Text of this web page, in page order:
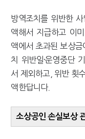
방역조치를 위반한
액해서 지급하고 이
액에서 초과된 보상
치 위반일·운영중단
서 제외하고, 위반 횟
액한답니다.
소상공인 손실보상